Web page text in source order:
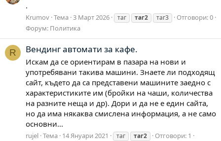
.
Krumov Тема 3 Март 2026 таг таг2 таг3
Отговори: 0
Форум: Политика
R Вендинг автомати за кафе.
Искам да се ориентирам в пазара на нови и
употребявани такива машини. Знаете ли подходящ
сайт, където да са представени машините заедно с
характеристиките им (бройки на чаши, количества
на разните неща и др). Дори и да не е един сайта,
но да има някаква смислена информация, а не само
основни...
rujel Тема 14 Януари 2021 таг таг2
Отговори: 1